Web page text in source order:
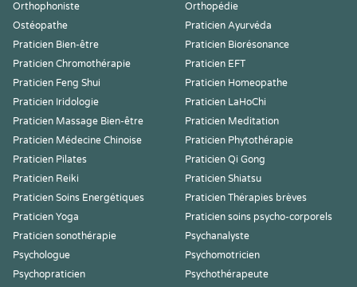
Orthophoniste
Orthopédie
Ostéopathe
Praticien Ayurvéda
Praticien Bien-être
Praticien Biorésonance
Praticien Chromothérapie
Praticien EFT
Praticien Feng Shui
Praticien Homeopathe
Praticien Iridologie
Praticien LaHoChi
Praticien Massage Bien-être
Praticien Meditation
Praticien Médecine Chinoise
Praticien Phytothérapie
Praticien Pilates
Praticien Qi Gong
Praticien Reiki
Praticien Shiatsu
Praticien Soins Energétiques
Praticien Thérapies brèves
Praticien Yoga
Praticien soins psycho-corporels
Praticien sonothérapie
Psychanalyste
Psychologue
Psychomotricien
Psychopraticien
Psychothérapeute